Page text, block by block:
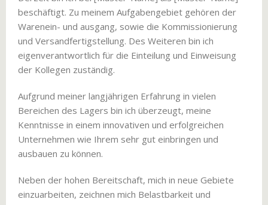
beschäftigt. Zu meinem Aufgabengebiet gehören der
Warenein- und ausgang, sowie die Kommissionierung
und Versandfertigstellung. Des Weiteren bin ich
eigenverantwortlich für die Einteilung und Einweisung
der Kollegen zuständig.
Aufgrund meiner langjährigen Erfahrung in vielen
Bereichen des Lagers bin ich überzeugt, meine
Kenntnisse in einem innovativen und erfolgreichen
Unternehmen wie Ihrem sehr gut einbringen und
ausbauen zu können.
Neben der hohen Bereitschaft, mich in neue Gebiete
einzuarbeiten, zeichnen mich Belastbarkeit und